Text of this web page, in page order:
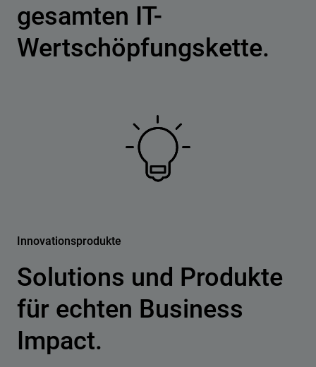
gesamten IT-
Wertschöpfungskette.
Innovationsprodukte
Solutions und Produkte
für echten Business
Impact.